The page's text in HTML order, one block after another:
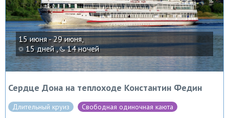
15 июня - 29 июня,
15 дней , 14 ночей
Сердце Дона на теплоходе Константин Федин
Длительный круиз Свободная одиночная каюта